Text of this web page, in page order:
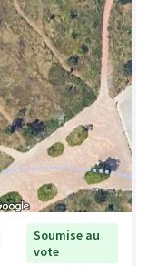
Soumise au
vote